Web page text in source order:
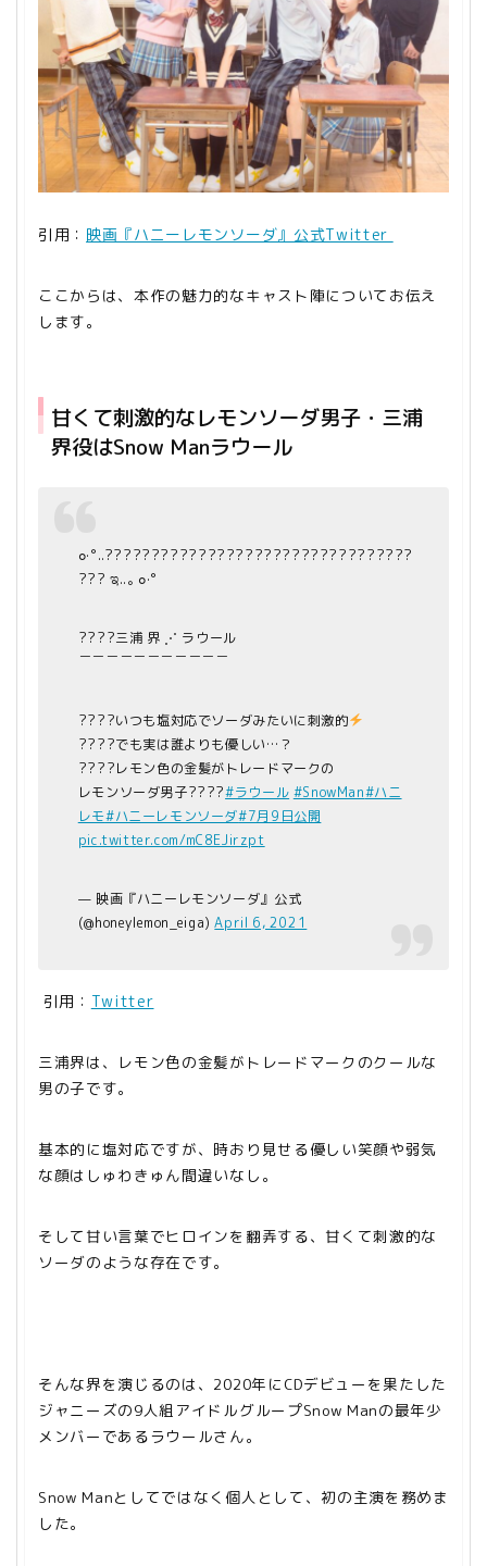
本編終了後のエンドロールでは、界と
ださいね♪
引用： 映画『ハニーレモンソーダ』公式Twitter
ここからは、本作の魅力的なキャスト陣についてお伝え
します。
甘くて刺激的なレモンソーダ男子・三浦
界役はSnow Manラウール
๐·°..?????????????????????????????????
??? ಇ..｡ ๐·°
????三浦 界 ⋰ ラウール
￣￣￣￣￣￣￣￣￣￣￣
????いつも塩対応でソーダみたいに刺激的
????でも実は誰よりも優しい…？
????レモン色の金髪がトレードマークの
レモンソーダ男子????#ラウール #SnowMan#ハニ
レモ#ハニーレモンソーダ#7月9日公開
pic.twitter.com/mC8EJirzpt
— 映画『ハニーレモンソーダ』公式
(@honeylemon_eiga)April 6, 2021
引用： Twitter
三浦界は、レモン色の金髪がトレードマークのクールな
男の子です。
基本的に塩対応ですが、時おり見せる優しい笑顔や弱気
な顔はしゅわきゅん間違いなし。
そして甘い言葉でヒロインを翻弄する、甘くて刺激的な
ソーダのような存在です。
そんな界を演じるのは、2020年にCDデビューを果たした
ジャニーズの9人組アイドルグループSnow Manの最年少
メンバーであるラウールさん。
Snow Manとしてではなく個人として、初の主演を務めま
した。